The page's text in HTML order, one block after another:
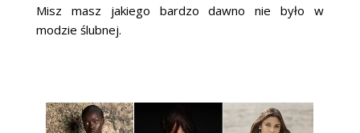
Misz masz jakiego bardzo dawno nie było w
modzie ślubnej.